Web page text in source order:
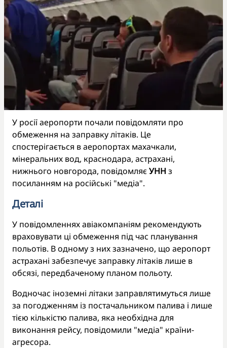
У росії аеропорти почали повідомляти про
обмеження на заправку літаків. Це
спостерігається в аеропортах махачкали,
мінеральних вод, краснодара, астрахані,
нижнього новгорода, повідомляє УНН з
посиланням на російські "медіа".
Деталі
У повідомленнях авіакомпаніям рекомендують
враховувати ці обмеження під час планування
польотів. В одному з них зазначено, що аеропорт
астрахані забезпечує заправку літаків лише в
обсязі, передбаченому планом польоту.
Водночас іноземні літаки заправлятимуться лише
за погодженням із постачальником палива і лише
тією кількістю палива, яка необхідна для
виконання рейсу, повідомили "медіа" країни-
агресора.